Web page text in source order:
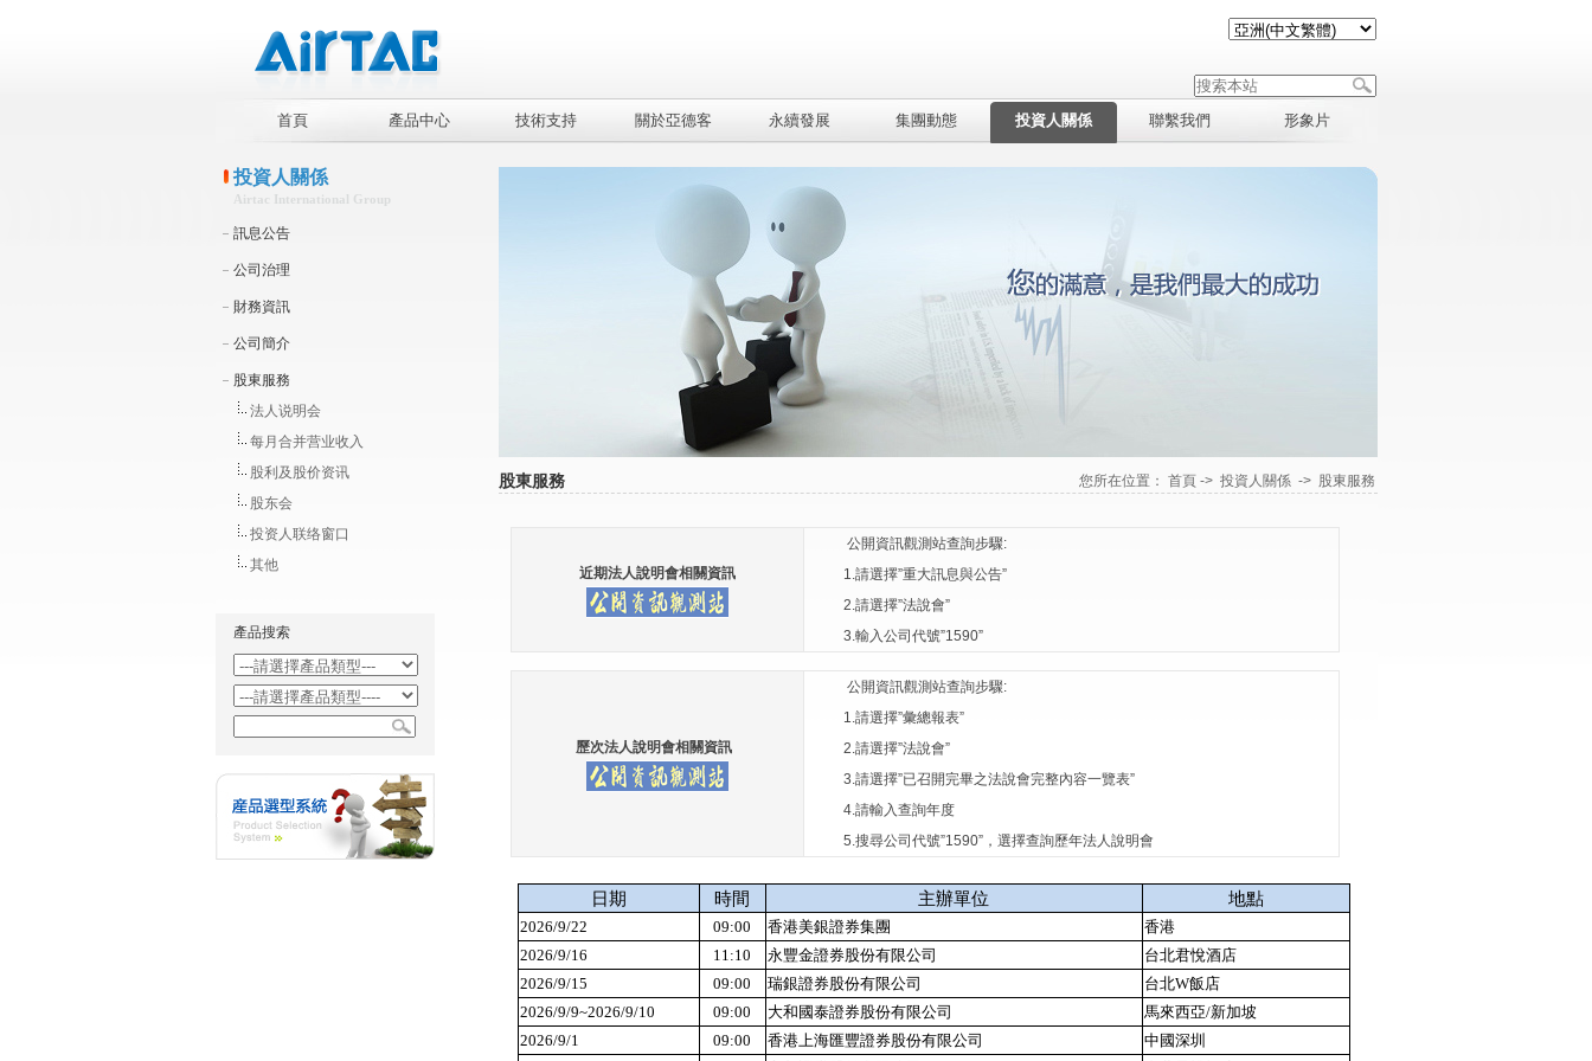
首頁 產品中心 技術支持 關於亞德客 永續發展 集團動態 投資人關係 聯繫我們 形象片
投資人關係
Airtac International Group
訊息公告
公司治理
財務資訊
公司簡介
股東服務
法人说明会
每月合并营业收入
股利及股价资讯
股东会
投资人联络窗口
其他
產品搜索
股東服務 您所在位置： 首頁-> 投資人關係-> 股東服務
近期法人說明會相關資訊
公開資訊觀測站查詢步驟:
1.請選擇”重大訊息與公告”
2.請選擇”法說會”
3.輸入公司代號”1590”
歷次法人說明會相關資訊
公開資訊觀測站查詢步驟:
1.請選擇”彙總報表”
2.請選擇”法說會”
3.請選擇”已召開完畢之法說會完整內容一覽表”
4.請輸入查詢年度
5.搜尋公司代號”1590”，選擇查詢歷年法人說明會
日期 時間 主辦單位 地點
2026/9/22 09:00 香港美銀證券集團
香港
2026/9/16
11:10 永豐金證券股份有限公司
台北君悅酒店
2026/9/15
09:00 瑞銀證券股份有限公司
台北W飯店
2026/9/9~2026/9/10
09:00 大和國泰證券股份有限公司
馬來西亞/新加坡
2026/9/1
09:00 香港上海匯豐證券股份有限公司
中國深圳